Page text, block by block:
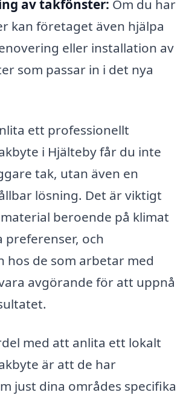
av takfönster: Om du har
kan företaget även hjälpa
eller installation av
som passar in i det nya
ett professionellt
i Hjälteby får du inte
tak, utan även en
lösning. Det är viktigt
beroende på klimat
preferenser, och
hos de som arbetar med
avgörande för att uppnå
med att anlita ett lokalt
är att de har
just dina områdes specifika